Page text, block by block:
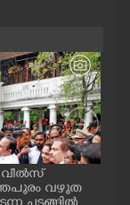
വീൽസ്
വഴുത